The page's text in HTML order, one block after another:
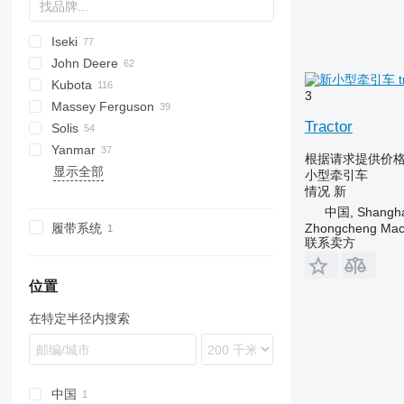
Tigrone
Farmall
JX
Nexos
990
D-series
Agrofarm
Agrokid
Agrotron
F-series
Vario
2000
3000
3600
4000
5000
5610
Dexta
Major
Super Major
C-series
E-series
C
TX
Iseki
TA
TF
TG
TH
TM
TU
254
John Deere
1026 R
2026 R
2032
3025
3036 E
3320
XUV
CK
CS
DK
Kubota
A-series
B-series
D-series
GL-series
X-series
MT1
Mistral
Rex
40
Massey Ferguson
35
50
158
188
550
3640
D-series
MT
T-series
TC
TD
TT
Argon
SD
SP
SF
304
Solis
26
50
Profi
453
BM
Yanmar
AC
F-series
显示全部
履带系统
位置
在特定半径内搜索
中国
3
Tractor
根据请求提供价
小型牵引车
情况新
中国,
Zhongcheng
联系卖方